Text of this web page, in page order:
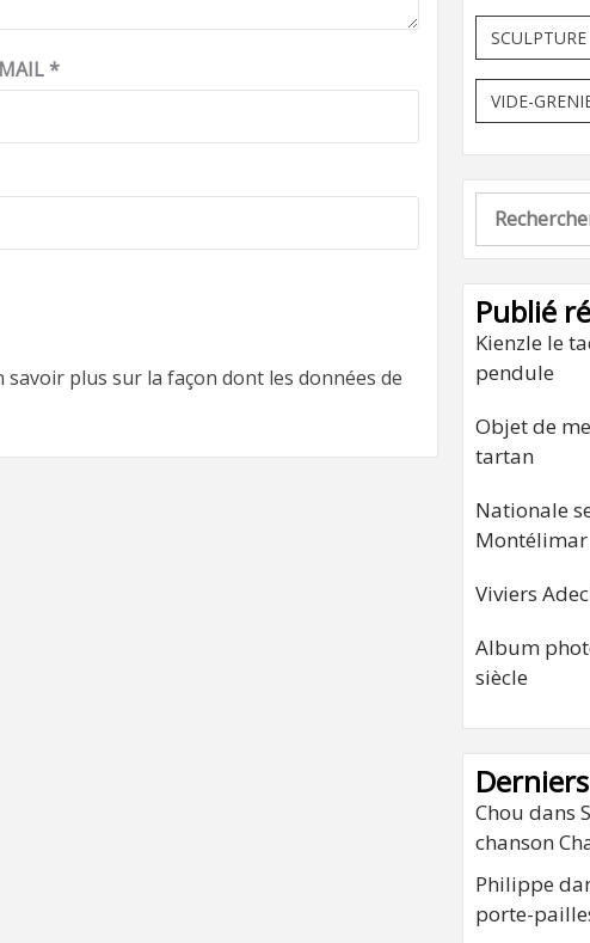
*
savoir plus sur la façon dont les données de
SCULPTURE
VIDE-
Rechercher :
Publié
Kienzle le
pendule
Objet de
tartan
Nationale
Montélimar
Viviers
Album
siècle
Chou dans
chanson
Philippe
porte-